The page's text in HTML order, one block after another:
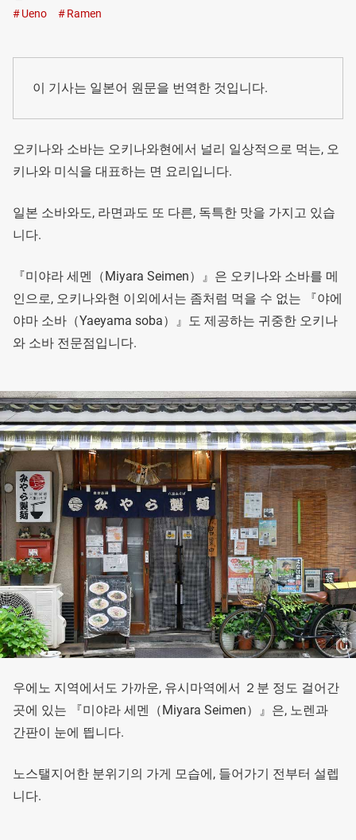
Ueno Ramen
이 기사는 일본어 원문을 번역한 것입니다.
오키나와 소바는 오키나와현에서 널리 일상적으로 먹는, 오
키나와 미식을 대표하는 면 요리입니다.
일본 소바와도, 라면과도 또 다른, 독특한 맛을 가지고 있습
니다.
『미야라 세멘（Miyara Seimen）』은 오키나와 소바를 메
인으로, 오키나와현 이외에서는 좀처럼 먹을 수 없는 『야에
야마 소바（Yaeyama soba）』도 제공하는 귀중한 오키나
와 소바 전문점입니다.
우에노 지역에서도 가까운, 유시마역에서 ２분 정도 걸어간
곳에 있는 『미야라 세멘（Miyara Seimen）』은, 노렌과
간판이 눈에 띕니다.
노스탤지어한 분위기의 가게 모습에, 들어가기 전부터 설렙
니다.